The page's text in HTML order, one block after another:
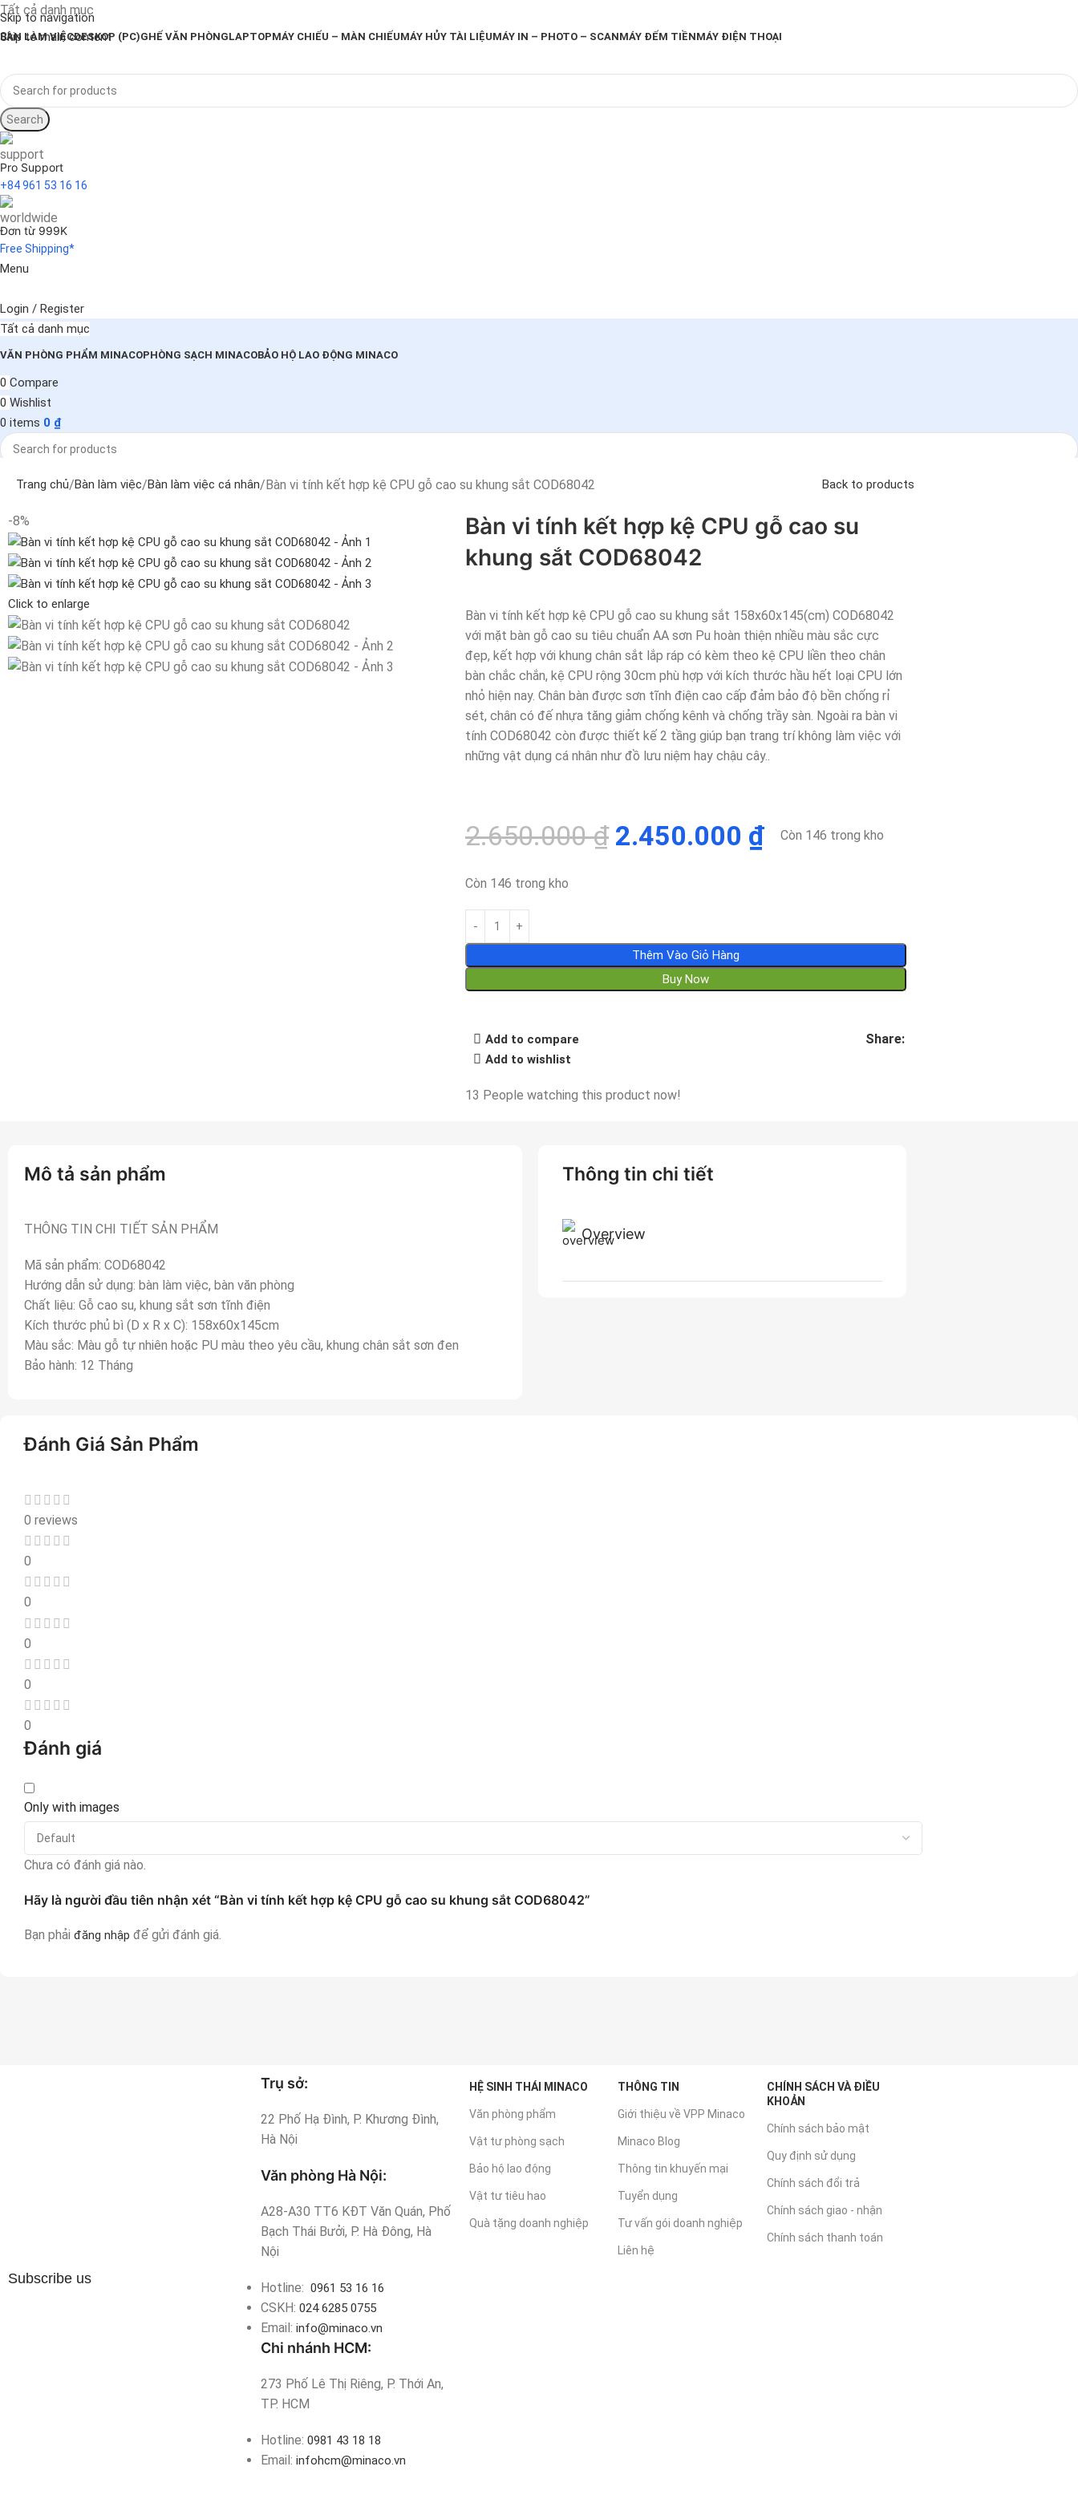
Skip to navigation
Skip to main content
Tất cả danh mục
BÀN LÀM VIỆCDESKOP (PC)GHẾ VĂN PHÒNGLAPTOPMÁY CHIẾU – MÀN CHIẾUMÁY HỦY TÀI LIỆUMÁY IN – PHOTO – SCANMÁY ĐẾM TIỀNMÁY ĐIỆN THOẠI
Search
Pro Support
+84 961 53 16 16
Đơn từ 999K
Free Shipping*
Menu
Login / Register
Tất cả danh mục
VĂN PHÒNG PHẨM MINACOPHÒNG SẠCH MINACOBẢO HỘ LAO ĐỘNG MINACO
0 Compare
0 Wishlist
0 items 0 ₫
Search
Trang chủ Bàn làm việc Bàn làm việc cá nhân Bàn vi tính kết hợp kệ CPU gỗ cao su khung sắt COD68042 Back to products
-8%
Click to enlarge
Bàn vi tính kết hợp kệ CPU gỗ cao su
khung sắt COD68042
Bàn vi tính kết hợp kệ CPU gỗ cao su khung sắt 158x60x145(cm) COD68042
với mặt bàn gỗ cao su tiêu chuẩn AA sơn Pu hoàn thiện nhiều màu sắc cực
đẹp, kết hợp với khung chân sắt lắp ráp có kèm theo kệ CPU liền theo chân
bàn chắc chắn, kệ CPU rộng 30cm phù hợp với kích thước hầu hết loại CPU lớn
nhỏ hiện nay. Chân bàn được sơn tĩnh điện cao cấp đảm bảo độ bền chống rỉ
sét, chân có đế nhựa tăng giảm chống kênh và chống trầy sàn. Ngoài ra bàn vi
tính COD68042 còn được thiết kế 2 tầng giúp bạn trang trí không làm việc với
những vật dụng cá nhân như đồ lưu niệm hay chậu cây..
2.650.000₫ 2.450.000 ₫ Còn 146 trong kho
Còn 146 trong kho
Thêm Vào Giỏ Hàng
Buy Now
Add to compare
Add to wishlist
Share:
13 People watching this product now!
Mô tả sản phẩm
THÔNG TIN CHI TIẾT SẢN PHẨM
Mã sản phẩm: COD68042
Hướng dẫn sử dụng: bàn làm việc, bàn văn phòng
Chất liệu: Gỗ cao su, khung sắt sơn tĩnh điện
Kích thước phủ bì (D x R x C): 158x60x145cm
Màu sắc: Màu gỗ tự nhiên hoặc PU màu theo yêu cầu, khung chân sắt sơn đen
Bảo hành: 12 Tháng
Thông tin chi tiết
Overview
Đánh Giá Sản Phẩm
0 reviews
0
0
0
0
0
Đánh giá
Only with images
Chưa có đánh giá nào.
Hãy là người đầu tiên nhận xét “Bàn vi tính kết hợp kệ CPU gỗ cao su khung sắt COD68042”
Bạn phải đăng nhập để gửi đánh giá.
Subscribe us
Trụ sở:
22 Phố Hạ Đình, P. Khương Đình,
Hà Nội
Văn phòng Hà Nội:
A28-A30 TT6 KĐT Văn Quán, Phố
Bạch Thái Bưởi, P. Hà Đông, Hà
Nội
Hotline: 0961 53 16 16
CSKH: 024 6285 0755
Email: info@minaco.vn
Chi nhánh HCM:
273 Phố Lê Thị Riêng, P. Thới An,
TP. HCM
Hotline: 0981 43 18 18
Email: infohcm@minaco.vn
HỆ SINH THÁI MINACO
Văn phòng phẩm
Vật tư phòng sạch
Bảo hộ lao động
Vật tư tiêu hao
Quà tặng doanh nghiệp
THÔNG TIN
Giới thiệu về VPP Minaco
Minaco Blog
Thông tin khuyến mại
Tuyển dụng
Tư vấn gói doanh nghiệp
Liên hệ
CHÍNH SÁCH VÀ ĐIỀU
KHOẢN
Chính sách bảo mật
Quy định sử dụng
Chính sách đổi trả
Chính sách giao - nhận
Chính sách thanh toán